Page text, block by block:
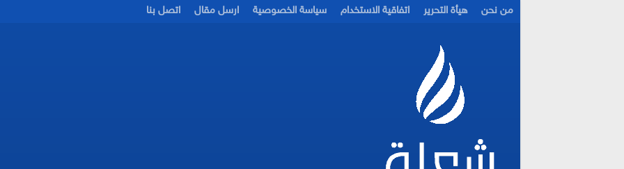
من نحن هيأة التحرير اتفاقية الاستخدام سياسة الخصوصية ارسل مقال اتصل بنا